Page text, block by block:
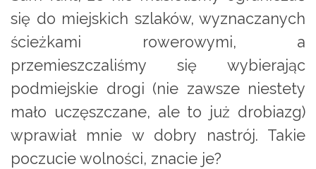
się do miejskich szlaków, wyznaczanych
ścieżkami rowerowymi, a
przemieszczaliśmy się wybierając
podmiejskie drogi (nie zawsze niestety
mało uczęszczane, ale to już drobiazg)
wprawiał mnie w dobry nastrój. Takie
poczucie wolności, znacie je?